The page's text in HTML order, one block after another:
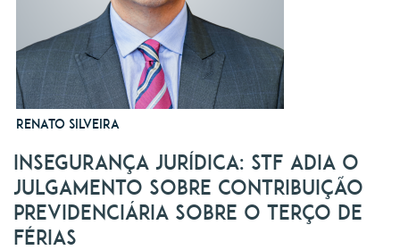
Renato Silveira
Insegurança jurídica: STF adia o
julgamento sobre contribuição
previdenciária sobre o terço de
férias